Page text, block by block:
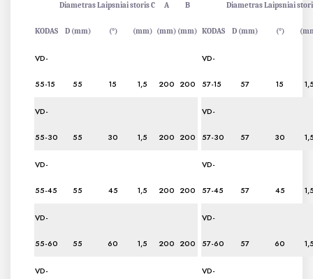
KODAS
Diametras
D (mm)
Laipsniai
(°)
storis C
(mm)
A
(mm)
B
(mm) KODAS
Diametras
D (mm)
Laipsniai
(°)
VD-
55-15 55 15 1,5 200 200
VD-
57-15 57 15
VD-
55-30 55 30 1,5 200 200
VD-
57-30 57 30
VD-
55-45 55 45 1,5 200 200
VD-
57-45 57 45
VD-
55-60 55 60 1,5 200 200
VD-
57-60 57 60
VD- VD-